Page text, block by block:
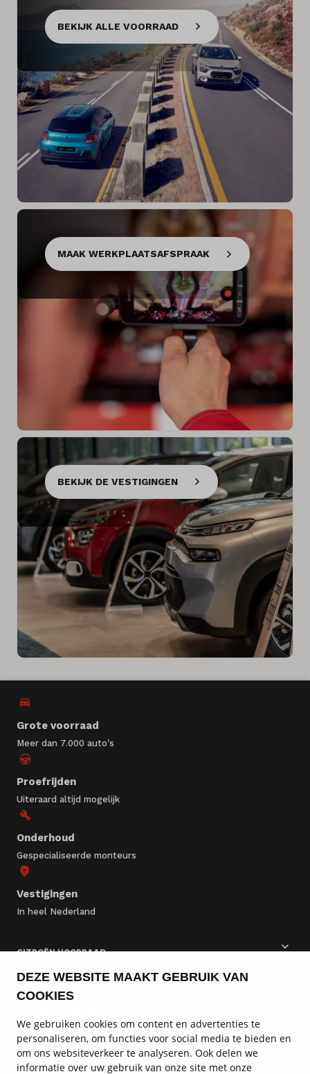
DEZE WEBSITE MAAKT GEBRUIK VAN
COOKIES
We gebruiken cookies om content en advertenties te
personaliseren, om functies voor social media te bieden en
om ons websiteverkeer te analyseren. Ook delen we
informatie over uw gebruik van onze site met onze
BEKIJK ALLE VOORRAAD
MAAK WERKPLAATSAFSPRAAK
BEKIJK DE VESTIGINGEN
Grote voorraad
Meer dan 7.000 auto's
Proefrijden
Uiteraard altijd mogelijk
Onderhoud
Gespecialiseerde monteurs
Vestigingen
In heel Nederland
CITROËN VOORRAAD
CITROËN BEDRIJFSWAGENS
CITROËN SERVICE & ONDERHOUD
CITROËN DIENSTEN